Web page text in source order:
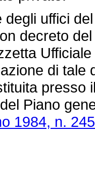
uffici
decreto
di
presso
Piano
1984, n. 245